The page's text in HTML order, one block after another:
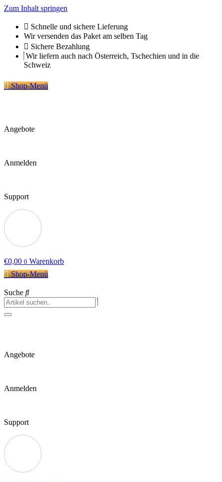
Zum Inhalt springen
Schnelle und sichere Lieferung
Wir versenden das Paket am selben Tag
Sichere Bezahlung
Wir liefern auch nach Österreich, Tschechien und in die
Schweiz
Shop-Menü
Angebote
Anmelden
Support
€0,00 0 Warenkorb
Shop-Menü
Suche
Angebote
Anmelden
Support